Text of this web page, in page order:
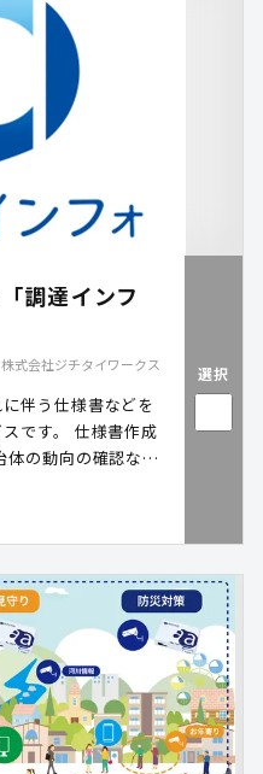
調達インフ
株式会社ジチタイワークス
伴う仕様書などを
です。 仕様書作成
の動向の確認など
選択